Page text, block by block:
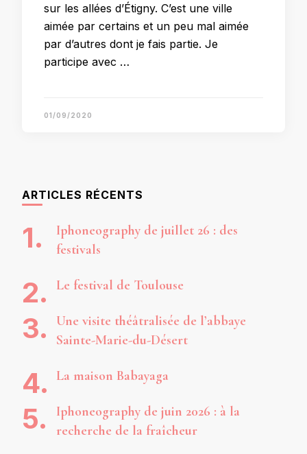
sur les allées d’Étigny. C’est une ville
aimée par certains et un peu mal aimée
par d’autres dont je fais partie. Je
participe avec …
01/09/2020
ARTICLES RÉCENTS
Iphoneography de juillet 26 : des
festivals
Le festival de Toulouse
Une visite théâtralisée de l’abbaye
Sainte-Marie-du-Désert
La maison Babayaga
Iphoneography de juin 2026 : à la
recherche de la fraîcheur